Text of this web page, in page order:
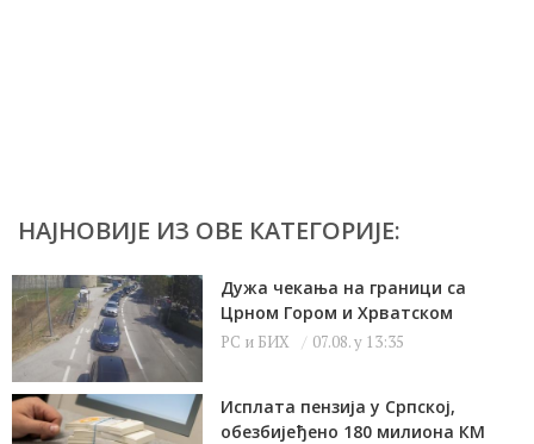
НАЈНОВИЈЕ ИЗ ОВЕ КАТЕГОРИЈЕ:
Дужа чекања на граници са
Црном Гором и Хрватском
РС и БИХ 07.08. у 13:35
Исплата пензија у Српској,
обезбијеђено 180 милиона КМ